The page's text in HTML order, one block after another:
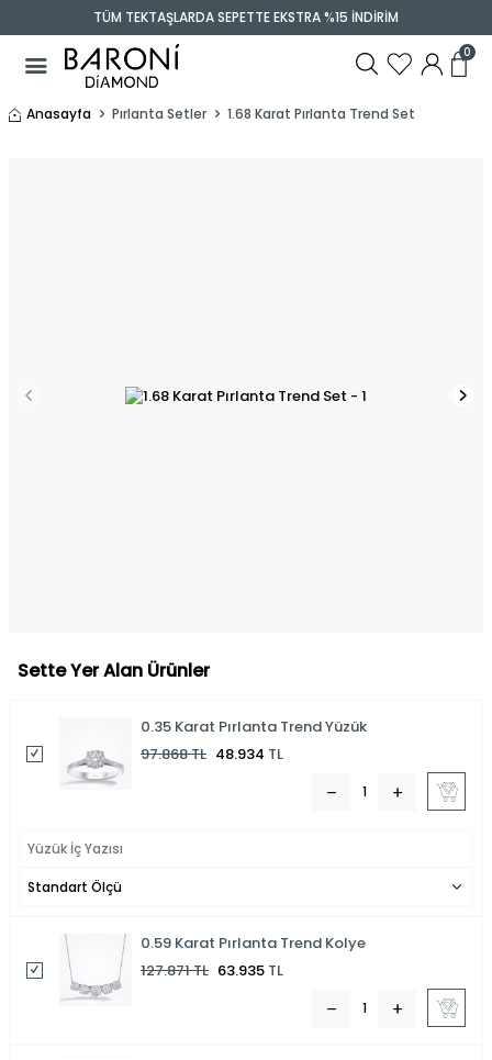
TÜM TEKTAŞLARDA SEPETTE EKSTRA %15 İNDİRİM
0
Anasayfa Pırlanta Setler 1.68 Karat Pırlanta Trend Set
Sette Yer Alan Ürünler
0.35 Karat Pırlanta Trend Yüzük
97.868TL 48.934 TL
0.59 Karat Pırlanta Trend Kolye
127.871TL 63.935 TL